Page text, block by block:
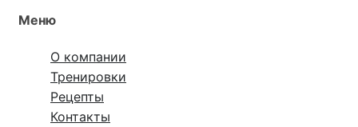
Меню
О компании
Тренировки
Рецепты
Контакты